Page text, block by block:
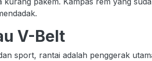
V-Belt
sport, rantai adalah penggerak